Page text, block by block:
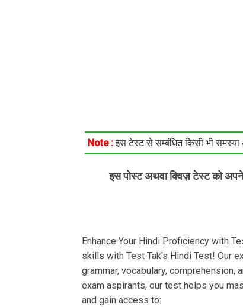
Note :इस टेस्ट से सम्बंधित किसी भी
इस पोस्ट अथवा क्विज़ टेस्ट को
Enhance Your Hindi Proficiency with
skills with Test Tak's Hindi Test! Our
grammar, vocabulary,
exam aspirants, our test helps you
and gain access to: